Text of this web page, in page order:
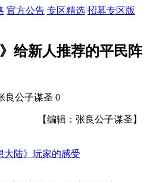
官方公告 专区精选 招募专区版
给新人推荐的平民阵
良公子谋圣 0
【编辑：张良公子谋圣】
大陆》玩家的感受